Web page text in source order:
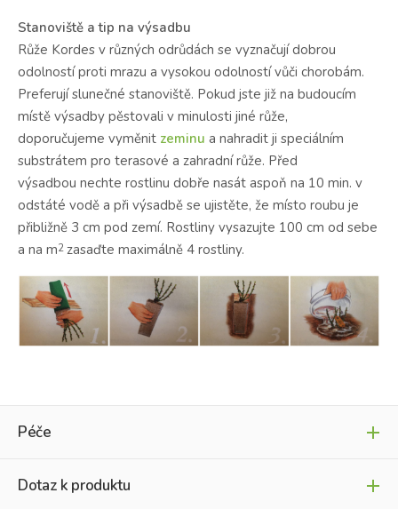
Stanoviště a tip na výsadbu
Růže Kordes v různých odrůdách se vyznačují dobrou
odolností proti mrazu a vysokou odolností vůči chorobám.
Preferují slunečné stanoviště. Pokud jste již na budoucím
místě výsadby pěstovali v minulosti jiné růže,
doporučujeme vyměnit zeminu a nahradit ji speciálním
substrátem pro terasové a zahradní růže. Před
výsadbou nechte rostlinu dobře nasát aspoň na 10 min. v
odstáté vodě a při výsadbě se ujistěte, že místo roubu je
přibližně 3 cm pod zemí. Rostliny vysazujte 100 cm od sebe
a na m2 zasaďte maximálně 4 rostliny.
Péče
Optimální umístění růží zabraňuje nemocem.
Dotaz k produktu